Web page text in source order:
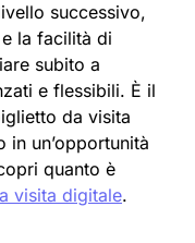
successivo,
la facilità di
subito a
e flessibili. È il
da visita
un’opportunità
quanto è
visita digitale.